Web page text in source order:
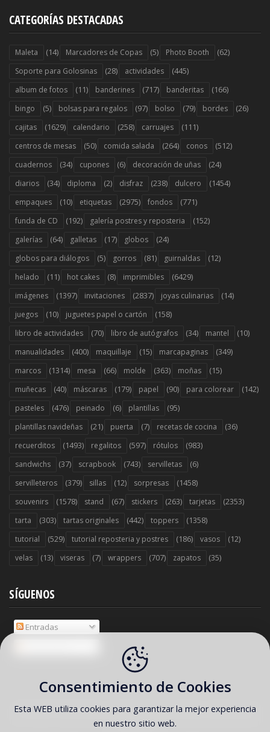
CATEGORÍAS DESTACADAS
Maleta (14) Marcadores de Copas (5) Photo Booth (62)
Soporte para Golosinas (28) actividades (445)
album de fotos (11) banderines (717) banderitas (166)
bingo (5) bolsas para regalos (97) bolso (79) bordes (26)
cajitas (1629) calendario (258) carruajes (111)
centros de mesas (50) comida salada (264) conos (512)
cuadernos (34) cupones (6) decoración de uñas (24)
diarios (34) diploma (2) disfraz (238) dulcero (1454)
empaques (10) etiquetas (2975) fondos (771)
funda de CD (192) galería postres y reposteria (152)
galerías (64) galletas (17) globos (24)
globos para diálogos (5) gorros (81) guirnaldas (12)
helado (11) hot cakes (8) imprimibles (6429)
imágenes (1397) invitaciones (2837) joyas culinarias (14)
juegos (10) juguetes papel o cartón (158)
libro de actividades (70) libro de autógrafos (34) mantel (10)
manualidades (400) maquillaje (15) marcapaginas (349)
marcos (1314) mesa (66) molde (363) moñas (15)
muñecas (40) máscaras (179) papel (90) para colorear (142)
pasteles (476) peinado (6) plantillas (95)
plantillas navideñas (21) puerta (7) recetas de cocina (36)
recuerditos (1493) regalitos (597) rótulos (983)
sandwichs (37) scrapbook (743) servilletas (6)
servilleteros (379) sillas (12) sorpresas (1458)
souvenirs (1578) stand (67) stickers (263) tarjetas (2353)
tarta (303) tartas originales (442) toppers (1358)
tutorial (529) tutorial reposteria y postres (186) vasos (12)
velas (13) viseras (7) wrappers (707) zapatos (35)
SÍGUENOS
Entradas
COPYRIGHT ©2026 Ideas y material gratis para fiestas y celebraciones
Oh My Fiesta!
Consentimiento de Cookies
Esta WEB utiliza cookies para garantizar la mejor experiencia
en nuestro sitio web.